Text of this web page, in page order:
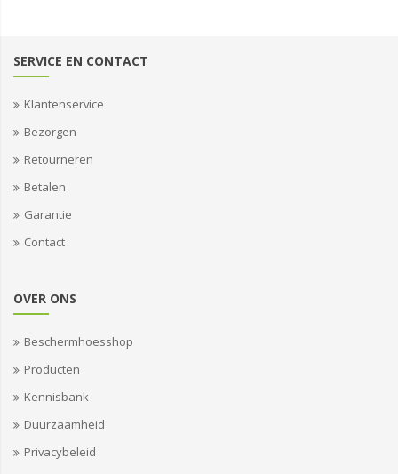
SERVICE EN CONTACT
Klantenservice
Bezorgen
Retourneren
Betalen
Garantie
Contact
OVER ONS
Beschermhoesshop
Producten
Kennisbank
Duurzaamheid
Privacybeleid